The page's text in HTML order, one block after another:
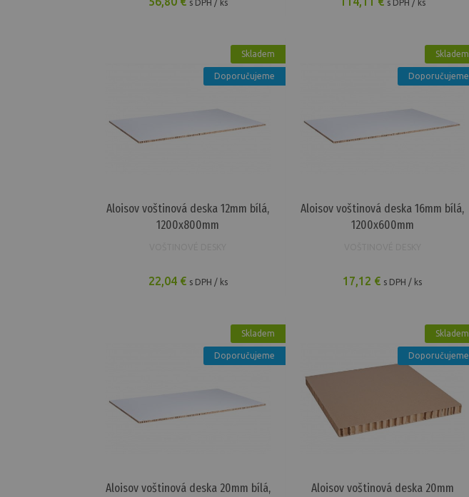
s DPH / ks s DPH / ks
Skladem
Doporučujeme
Aloisov voštinová deska 12mm bílá,
1200x800mm
22,04 € s DPH / ks
Skladem
Doporučujeme
Aloisov voštinová deska 16mm bílá,
1200x600mm
17,12 € s DPH / ks
Skladem
Doporučujeme
Aloisov voštinová deska 20mm bílá,
Skladem
Doporučujeme
Aloisov voštinová deska 20mm